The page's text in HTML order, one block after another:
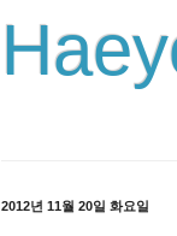
2012년 11월 20일 화요일